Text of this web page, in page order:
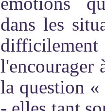
dans les
l'encourager
la question